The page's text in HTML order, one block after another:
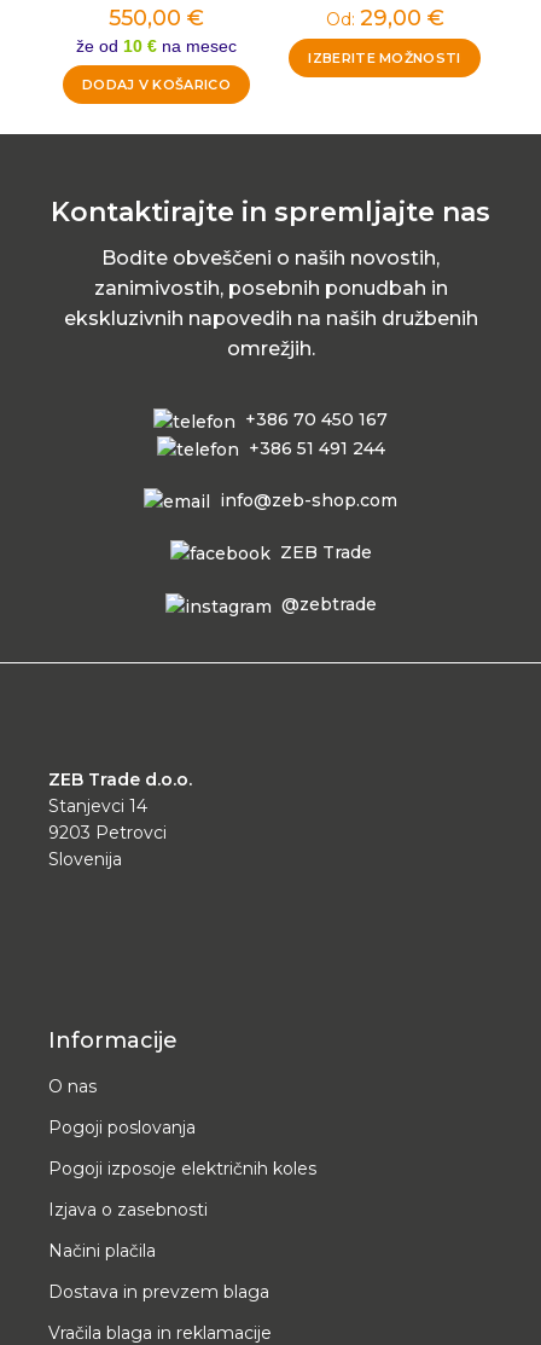
550,00 €
že od 10 € na mesec
DODAJ V KOŠARICO
Od: 29,00 €
IZBERITE MOŽNOSTI
Kontaktirajte in spremljajte nas
Bodite obveščeni o naših novostih,
zanimivostih, posebnih ponudbah in
ekskluzivnih napovedih na naših družbenih
omrežjih.
+386 70 450 167
+386 51 491 244
info@zeb-shop.com
ZEB Trade
@zebtrade
ZEB Trade d.o.o.
Stanjevci 14
9203 Petrovci
Slovenija
Informacije
O nas
Pogoji poslovanja
Pogoji izposoje električnih koles
Izjava o zasebnosti
Načini plačila
Dostava in prevzem blaga
Vračila blaga in reklamacije